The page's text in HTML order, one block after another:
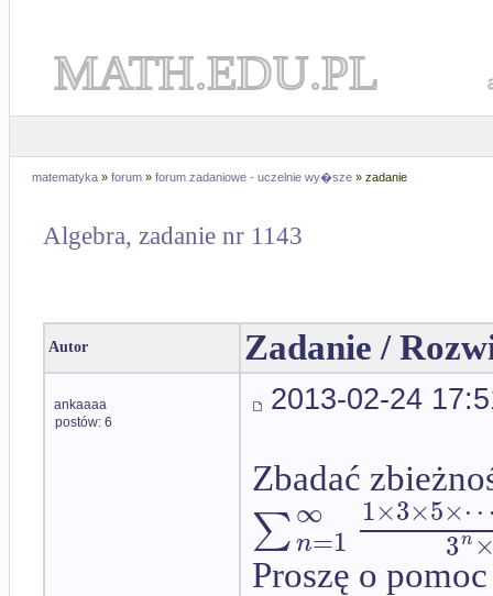
MATH.EDU.PL
matematyka » forum » forum zadaniowe - uczelnie wy�sze » zadanie
Algebra, zadanie nr 1143
Autor Zadanie /
ankaaaa
postów: 6
2013-02-24
Zbadać
∑∞
n=1
1×3×5×
3n
Proszę o pomoc